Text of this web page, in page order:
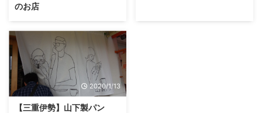
のお店
2020/1/13
【三重伊勢】山下製パン